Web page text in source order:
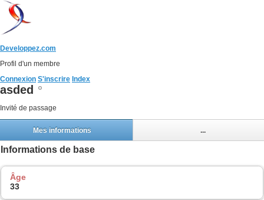
Developpez.com
Profil d'un membre
Connexion S'inscrire Index
asded
Invité de passage
Mes informations ...
Informations de base
Âge
33